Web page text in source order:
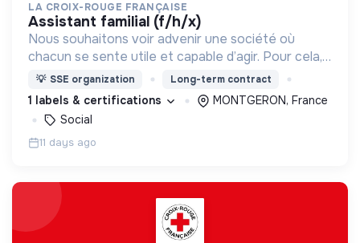
LA CROIX-ROUGE FRANÇAISE
assistant familial (f/h/x)
Nous souhaitons voir advenir une société où
chacun se sente utile et capable d’agir. Pour cela,
nous proposons des moyens et des lieux
d’engagement innovants et adaptés à tous.
💡 SSE organization Long-term contract
1 labels & certifications
MONTGERON, France
Social
11 days ago